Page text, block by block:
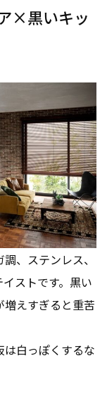
×黒いキッ
、ステンレス、
ストです。黒い
えすぎると重苦
白っぽくするな